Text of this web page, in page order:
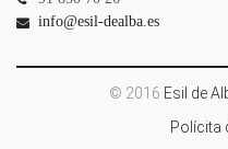
info@esil-dealba.es
© 2016 Esil de
Polícita